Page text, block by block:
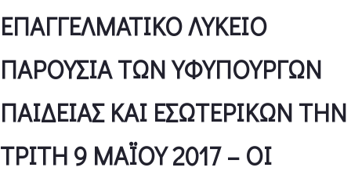
ΕΠΑΓΓΕΛΜΑΤΙΚΟ ΛΥΚΕΙΟ
ΠΑΡΟΥΣΙΑ ΤΩΝ ΥΦΥΠΟΥΡΓΩΝ
ΠΑΙΔΕΙΑΣ ΚΑΙ ΕΣΩΤΕΡΙΚΩΝ ΤΗΝ
ΤΡΙΤΗ 9 ΜΑΪΟΥ 2017 – ΟΙ